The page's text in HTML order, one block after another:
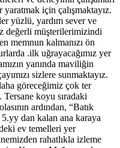
için çalışmaktayız.
yüzlü, yardım sever ve
değerli müşterilerimizindi
memnun kalmanızı ön
.ilk uğrayacağımız yer
yanında maviliğin
sizlere sunmaktayız.
göreceğimiz çok ter
koyu sıradaki
ardından, “Batık
dan kalan ana karaya
ev temelleri yer
rahatlıkla izleme